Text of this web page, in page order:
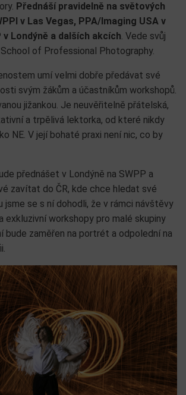
Přednáší pravidelně na světových
v Las Vegas, PPA/Imaging USA v
v Londýně a dalších akcích. Vede svůj
of Professional Photography.
umí velmi dobře předávat své
svým žákům a účastníkům workshopů.
jižankou. Je neuvěřitelně přátelská,
a trpělivá lektorka, od které nikdy
NE. V její bohaté praxi není nic, co by
přednášet v Londýně na SWPP a
zavítat do ČR, kde chce hledat své
jsme se s ní dohodli, že v rámci návštěvy
exkluzivní workshopy pro malé skupiny
bude zaměřen na portrét a odpolední na